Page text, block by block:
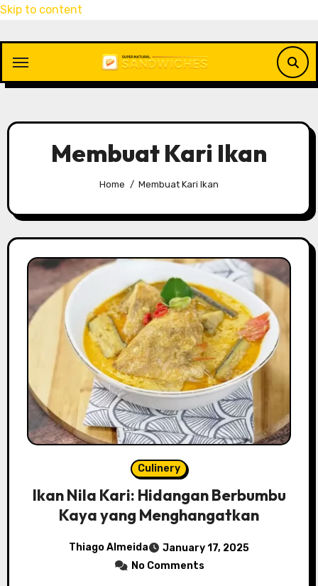
Skip to content
Membuat Kari Ikan
Home Membuat Kari Ikan
Culinery
Ikan Nila Kari: Hidangan Berbumbu
Kaya yang Menghangatkan
Thiago Almeida
January 17, 2025
No Comments